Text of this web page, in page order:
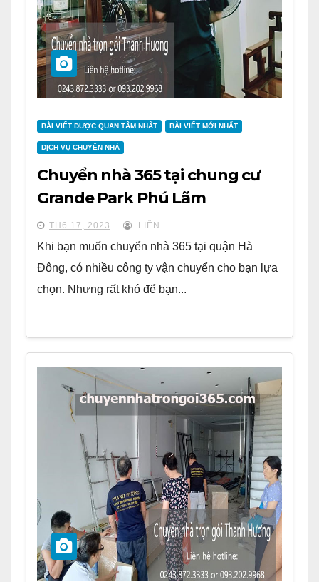
BÀI VIẾT ĐƯỢC QUAN TÂM NHẤT BÀI VIẾT MỚI NHẤT
DỊCH VỤ CHUYỂN NHÀ
Chuyển nhà 365 tại chung cư
Grande Park Phú Lãm
TH6 17, 2023 LIÊN
Khi bạn muốn chuyển nhà 365 tại quận Hà
Đông, có nhiều công ty vận chuyển cho bạn lựa
chọn. Nhưng rất khó để bạn...